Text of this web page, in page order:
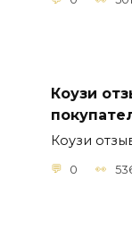
Коузи
Коузи
0